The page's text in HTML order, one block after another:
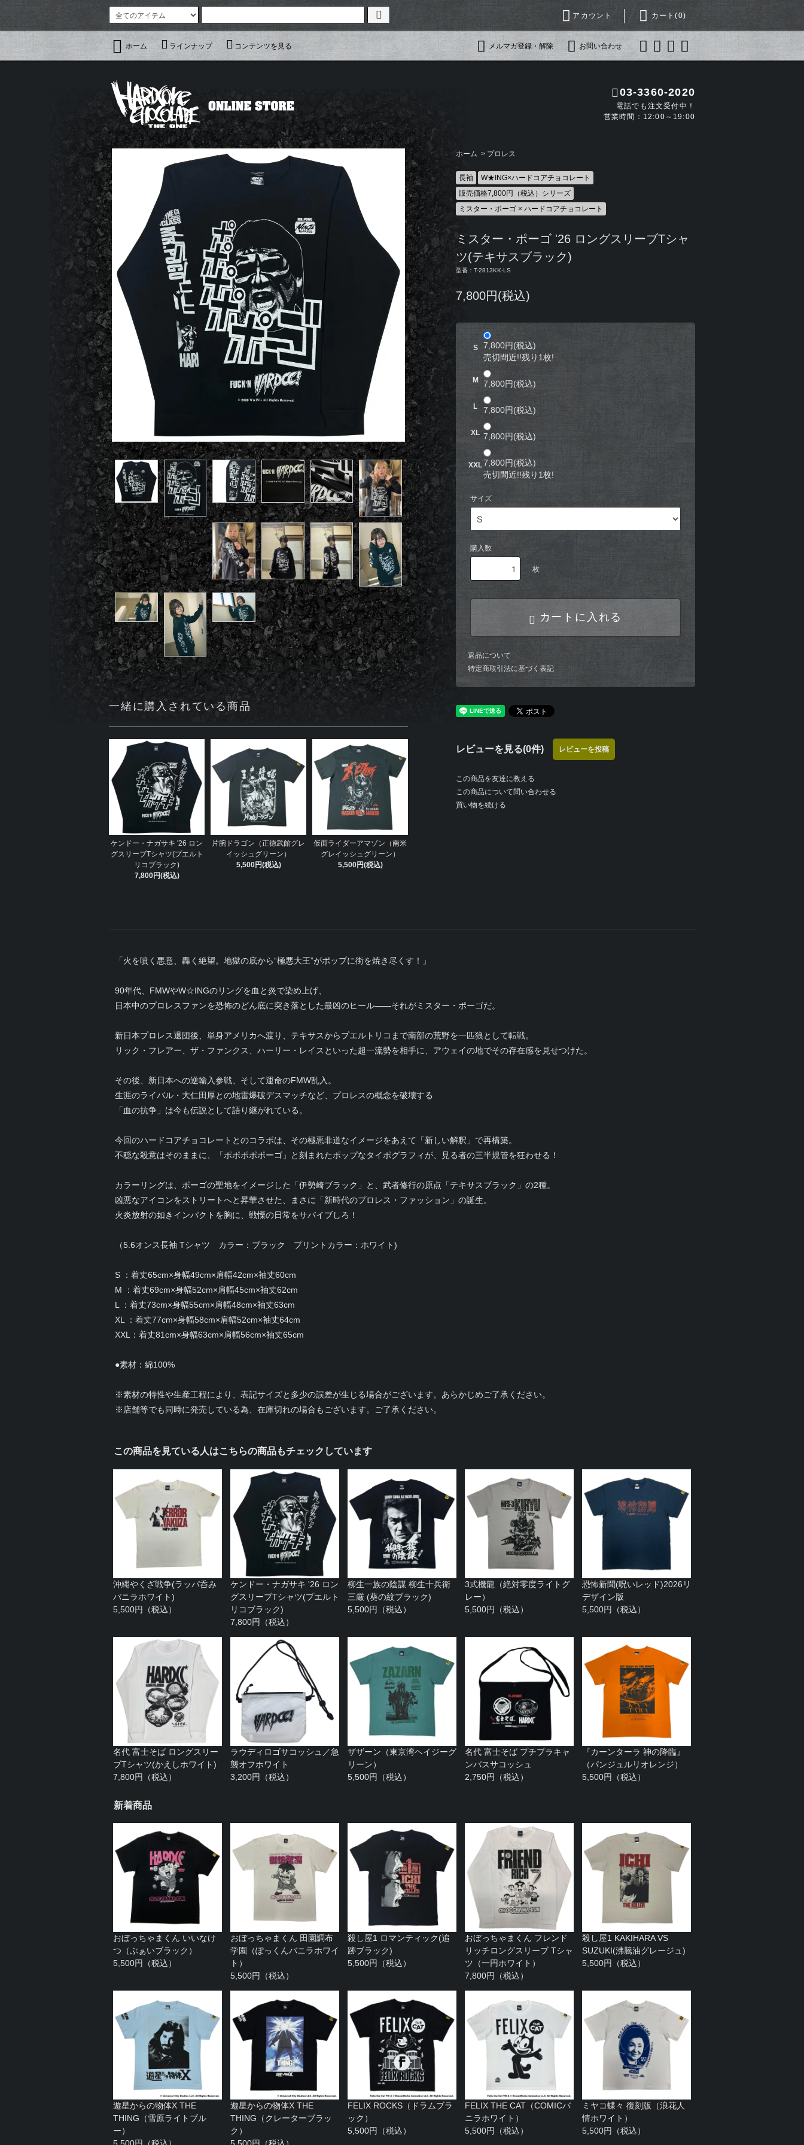
アカウント カート(0)
ホーム ラインナップ コンテンツを見る メルマガ登録・解除 お問い合わせ
03-3360-2020
電話でも注文受付中！
営業時間：12:00～19:00
一緒に購入されている商品
ケンドー・ナガサキ '26 ロン
グスリーブTシャツ(プエルト
リコブラック)
7,800円(税込)
片腕ドラゴン（正徳武館グレ
イッシュグリーン）
5,500円(税込)
仮面ライダーアマゾン（南米
グレイッシュグリーン）
5,500円(税込)
ホーム > プロレス
長袖
W★ING×ハードコアチョコレート
販売価格7,800円（税込）シリーズ
ミスター・ポーゴ × ハードコアチョコレート
ミスター・ポーゴ '26 ロングスリーブTシャ
ツ(テキサスブラック)
型番：T-2813KK-LS
7,800円(税込)
S
7,800円(税込)
売切間近!!残り1枚!
M 7,800円(税込)
L 7,800円(税込)
XL 7,800円(税込)
XXL7,800円(税込)
売切間近!!残り1枚!
サイズ
購入数
枚
カートに入れる
返品について
特定商取引法に基づく表記
レビューを見る(0件) レビューを投稿
この商品を友達に教える
この商品について問い合わせる
買い物を続ける
「火を噴く悪意、轟く絶望。地獄の底から“極悪大王”がポップに街を焼き尽くす！」
90年代、FMWやW☆INGのリングを血と炎で染め上げ、
日本中のプロレスファンを恐怖のどん底に突き落とした最凶のヒール――それがミスター・ポーゴだ。
新日本プロレス退団後、単身アメリカへ渡り、テキサスからプエルトリコまで南部の荒野を一匹狼として転戦。
リック・フレアー、ザ・ファンクス、ハーリー・レイスといった超一流勢を相手に、アウェイの地でその存在感を見せつけた。
その後、新日本への逆輸入参戦、そして運命のFMW乱入。
生涯のライバル・大仁田厚との地雷爆破デスマッチなど、プロレスの概念を破壊する
「血の抗争」は今も伝説として語り継がれている。
今回のハードコアチョコレートとのコラボは、その極悪非道なイメージをあえて「新しい解釈」で再構築。
不穏な殺意はそのままに、「ポポポポポーゴ」と刻まれたポップなタイポグラフィが、見る者の三半規管を狂わせる！
カラーリングは、ポーゴの聖地をイメージした「伊勢崎ブラック」と、武者修行の原点「テキサスブラック」の2種。
凶悪なアイコンをストリートへと昇華させた、まさに「新時代のプロレス・ファッション」の誕生。
火炎放射の如きインパクトを胸に、戦慄の日常をサバイブしろ！
（5.6オンス長袖 Tシャツ カラー：ブラック プリントカラー：ホワイト)
S ：着丈65cm×身幅49cm×肩幅42cm×袖丈60cm
M ：着丈69cm×身幅52cm×肩幅45cm×袖丈62cm
L ：着丈73cm×身幅55cm×肩幅48cm×袖丈63cm
XL ：着丈77cm×身幅58cm×肩幅52cm×袖丈64cm
XXL：着丈81cm×身幅63cm×肩幅56cm×袖丈65cm
●素材：綿100%
※素材の特性や生産工程により、表記サイズと多少の誤差が生じる場合がございます。あらかじめご了承ください。
※店舗等でも同時に発売している為、在庫切れの場合もございます。ご了承ください。
この商品を見ている人はこちらの商品もチェックしています
沖縄やくざ戦争(ラッパ呑み
バニラホワイト)
5,500円（税込）
ケンドー・ナガサキ '26 ロン
グスリーブTシャツ(プエルト
リコブラック)
7,800円（税込）
柳生一族の陰謀 柳生十兵衛
三厳 (葵の紋ブラック)
5,500円（税込）
3式機龍（絶対零度ライトグ
レー）
5,500円（税込）
恐怖新聞(呪いレッド)2026リ
デザイン版
5,500円（税込）
名代 富士そば ロングスリー
ブTシャツ(かえしホワイト)
7,800円（税込）
ラウディロゴサコッシュ／急
襲オフホワイト
3,200円（税込）
ザザーン（東京湾ヘイジーグ
リーン）
5,500円（税込）
名代 富士そば プチプラキャ
ンバスサコッシュ
2,750円（税込）
『カーンターラ 神の降臨』
（パンジュルリオレンジ）
5,500円（税込）
新着商品
おぼっちゃまくん いいなけ
つ（ぶぁいブラック）
5,500円（税込）
おぼっちゃまくん 田園調布
学園（ぽっくんバニラホワイ
ト）
5,500円（税込）
殺し屋1 ロマンティック(追
跡ブラック)
5,500円（税込）
おぼっちゃまくん フレンド
リッチロングスリーブ Tシャ
ツ（一円ホワイト）
7,800円（税込）
殺し屋1 KAKIHARA VS
SUZUKI(沸騰油グレージュ)
5,500円（税込）
遊星からの物体X THE
THING（雪原ライトブル
ー）
遊星からの物体X THE
THING（クレーターブラッ
ク）
FELIX ROCKS（ドラムブラ
ック）
5,500円（税込）
FELIX THE CAT（COMICバ
ニラホワイト）
5,500円（税込）
ミヤコ蝶々 復刻版（浪花人
情ホワイト）
5,500円（税込）